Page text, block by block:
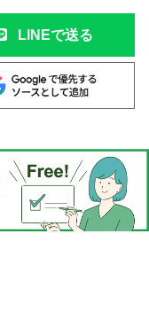
LINEで送る